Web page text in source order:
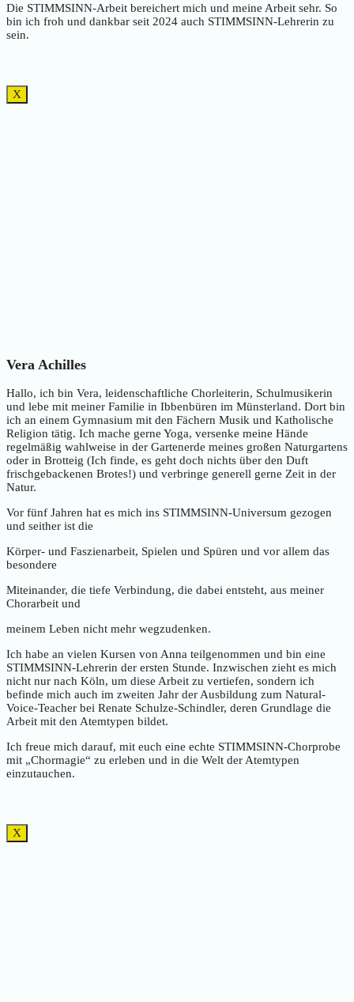
Die STIMMSINN-Arbeit bereichert mich und meine Arbeit sehr. So
bin ich froh und dankbar seit 2024 auch STIMMSINN-Lehrerin zu
sein.
X
Vera Achilles
Hallo, ich bin Vera, leidenschaftliche Chorleiterin, Schulmusikerin
und lebe mit meiner Familie in Ibbenbüren im Münsterland. Dort bin
ich an einem Gymnasium mit den Fächern Musik und Katholische
Religion tätig. Ich mache gerne Yoga, versenke meine Hände
regelmäßig wahlweise in der Gartenerde meines großen Naturgartens
oder in Brotteig (Ich finde, es geht doch nichts über den Duft
frischgebackenen Brotes!) und verbringe generell gerne Zeit in der
Natur.
Vor fünf Jahren hat es mich ins STIMMSINN-Universum gezogen
und seither ist die
Körper- und Faszienarbeit, Spielen und Spüren und vor allem das
besondere
Miteinander, die tiefe Verbindung, die dabei entsteht, aus meiner
Chorarbeit und
meinem Leben nicht mehr wegzudenken.
Ich habe an vielen Kursen von Anna teilgenommen und bin eine
STIMMSINN-Lehrerin der ersten Stunde. Inzwischen zieht es mich
nicht nur nach Köln, um diese Arbeit zu vertiefen, sondern ich
befinde mich auch im zweiten Jahr der Ausbildung zum Natural-
Voice-Teacher bei Renate Schulze-Schindler, deren Grundlage die
Arbeit mit den Atemtypen bildet.
Ich freue mich darauf, mit euch eine echte STIMMSINN-Chorprobe
mit „Chormagie“ zu erleben und in die Welt der Atemtypen
einzutauchen.
X